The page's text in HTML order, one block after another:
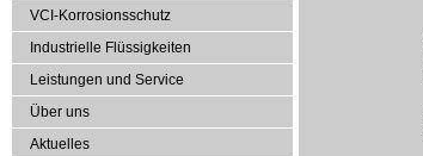
VCI-Korrosionsschutz
Industrielle Flüssigkeiten
Leistungen und Service
Über uns
Aktuelles